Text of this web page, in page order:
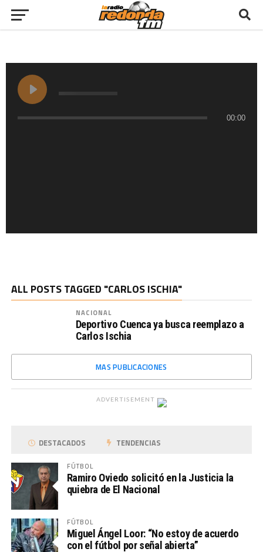
00:00
ALL POSTS TAGGED "CARLOS ISCHIA"
NACIONAL
Deportivo Cuenca ya busca reemplazo a
Carlos Ischia
MAS PUBLICACIONES
ADVERTISEMENT
DESTACADOS TENDENCIAS
FÚTBOL
Ramiro Oviedo solicitó en la Justicia la
quiebra de El Nacional
FÚTBOL
Miguel Ángel Loor: “No estoy de acuerdo
con el fútbol por señal abierta”